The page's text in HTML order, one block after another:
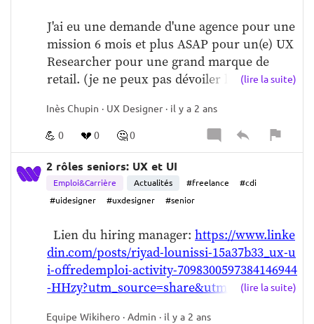
J'ai eu une demande d'une agence pour une
mission 6 mois et plus ASAP pour un(e) UX
Researcher pour une grand marque de
retail. (je ne peux pas dévoiler la marque
un confirmé. Pas de souci de budget.  Sur
place à Paris avec du télétravail possible à
certains moments.  Contacter clement.brun
ot@reacteev.com
(lire la suite)
Inès Chupin · UX Designer · il y a 2 ans
💪 0 💔 0 🤔0
2 rôles seniors: UX et UI
Emploi&Carrière Actualités #freelance
#cdi
#uidesigner
#uxdesigner #senior
  Lien du hiring manager:
https://www.linke
din.com/posts/riyad-lounissi-15a37b33_ux-u
i-offredemploi-activity-7098300597384146944
-HHzy?utm_source=share&utm_medium=m
(lire la suite)
Equipe Wikihero · Admin · il y a 2 ans